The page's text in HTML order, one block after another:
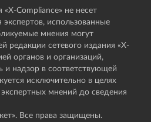
«X-Compliance» не несет
экспертов, использованные
мнения могут
редакции сетевого издания «X-
органов и организаций,
надзор в соответствующей
исключительно в целях
мнений до сведения
Все права защищены.